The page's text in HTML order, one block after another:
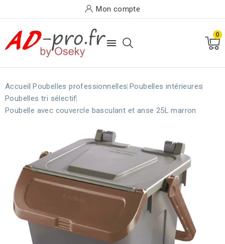
Mon compte

0
Accueil Poubelles professionnelles Poubelles intérieures
Poubelles tri sélectif
Poubelle avec couvercle basculant et anse 25L marron